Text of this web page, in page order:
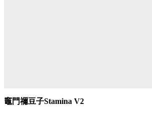
竈門禰豆子Stamina V2